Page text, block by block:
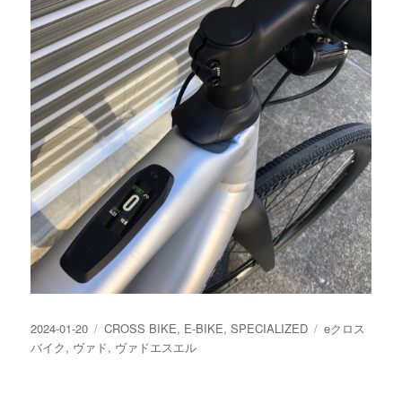
投
稿
2024-01-20
カ
テ
CROSS BIKE, E-BIKE,SPECIALIZED
タ
eクロス
バイク, ヴァド, ヴァドエスエル